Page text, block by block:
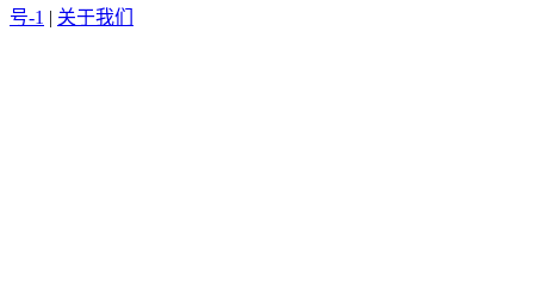
号-1 | 关于我们